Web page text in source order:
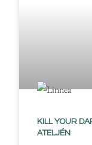
KILL YOUR
ATELJÉN